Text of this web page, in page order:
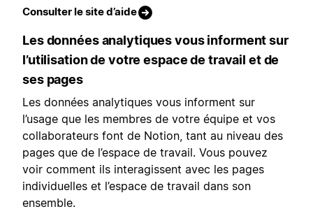
Consulter le site d’aide
Les données analytiques vous informent sur
l’utilisation de votre espace de travail et de
ses pages
Les données analytiques vous informent sur
l’usage que les membres de votre équipe et vos
collaborateurs font de Notion, tant au niveau des
pages que de l’espace de travail. Vous pouvez
voir comment ils interagissent avec les pages
individuelles et l’espace de travail dans son
ensemble.